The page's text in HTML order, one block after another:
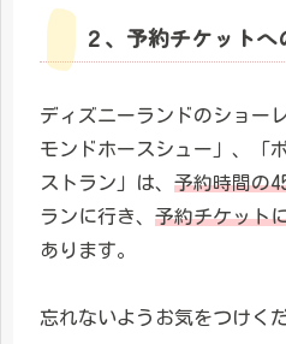
２、予約チケット
ディズニーランドのショー
モンドホースシュー」、「
ストラン」は、 予約時間の
ランに行き、 予約チケット
あります。
忘れないようお気をつけく